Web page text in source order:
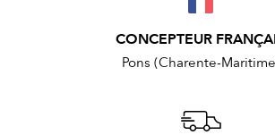
CONCEPTEUR
Pons (Charente-